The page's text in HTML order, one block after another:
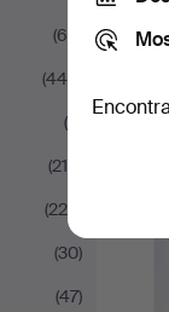
(64)
(444)
(6)
(216)
(220)
(30)
(47)